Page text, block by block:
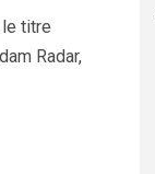
titre
Radar,